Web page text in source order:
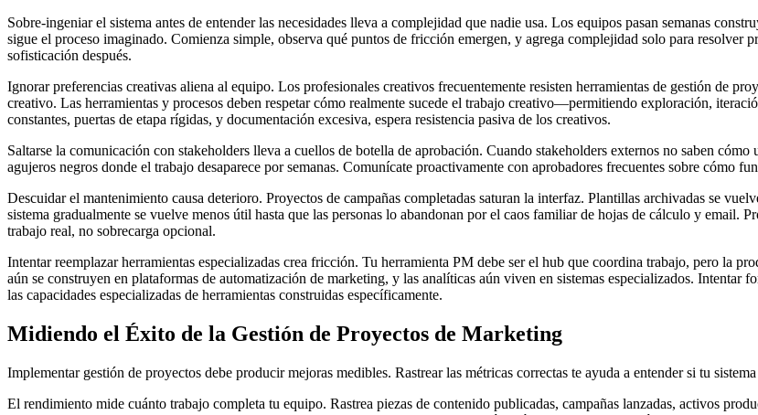
Sobre-ingeniar el sistema antes de entender las necesidades lleva a complejidad que nadie usa. Los equipos pasan semanas
sigue el proceso imaginado. Comienza simple, observa qué puntos de fricción emergen, y agrega complejidad solo para resolver
sofisticación después.
Ignorar preferencias creativas aliena al equipo. Los profesionales creativos frecuentemente resisten herramientas de gestión de
creativo. Las herramientas y procesos deben respetar cómo realmente sucede el trabajo creativo—permitiendo exploración,
constantes, puertas de etapa rígidas, y documentación excesiva, espera resistencia pasiva de los creativos.
Saltarse la comunicación con stakeholders lleva a cuellos de botella de aprobación. Cuando stakeholders externos no saben
agujeros negros donde el trabajo desaparece por semanas. Comunícate proactivamente con aprobadores frecuentes sobre cómo
Descuidar el mantenimiento causa deterioro. Proyectos de campañas completadas saturan la interfaz. Plantillas archivadas se
sistema gradualmente se vuelve menos útil hasta que las personas lo abandonan por el caos familiar de hojas de cálculo y email.
trabajo real, no sobrecarga opcional.
Intentar reemplazar herramientas especializadas crea fricción. Tu herramienta PM debe ser el hub que coordina trabajo, pero la
aún se construyen en plataformas de automatización de marketing, y las analíticas aún viven en sistemas especializados.
las capacidades especializadas de herramientas construidas específicamente.
Midiendo el Éxito de la Gestión de Proyectos de Marketing
Implementar gestión de proyectos debe producir mejoras medibles. Rastrear las métricas correctas te ayuda a entender si tu
El rendimiento mide cuánto trabajo completa tu equipo. Rastrea piezas de contenido publicadas, campañas lanzadas, activos